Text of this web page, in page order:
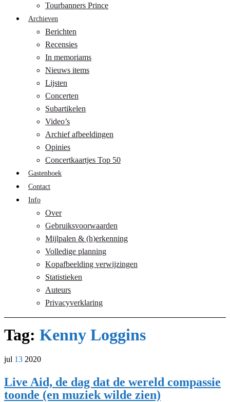
Tourbanners Prince
Archieven
Berichten
Recensies
In memoriams
Nieuws items
Lijsten
Concerten
Subartikelen
Video’s
Archief afbeeldingen
Opinies
Concertkaartjes Top 50
Gastenboek
Contact
Info
Over
Gebruiksvoorwaarden
Mijlpalen & (h)erkenning
Volledige planning
Kopafbeelding verwijzingen
Statistieken
Auteurs
Privacyverklaring
Tag: Kenny Loggins
jul 13 2020
Live Aid, de dag dat de wereld compassie
toonde (en muziek wilde zien)